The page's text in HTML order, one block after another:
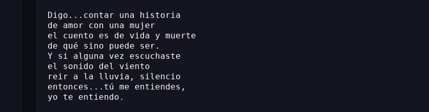
Digo...contar una historia
de amor con una mujer
el cuento es de vida y muerte
de qué sino puede ser.
Y si alguna vez escuchaste
el sonido del viento
reir a la lluvia, silencio
entonces...tú me entiendes,
yo te entiendo.